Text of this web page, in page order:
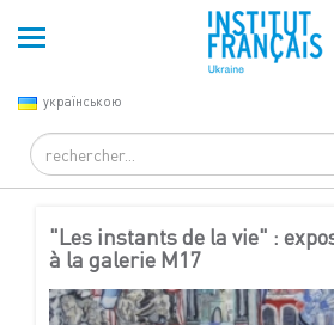
українською
Search
"Les instants de la vie" :
à la galerie M17